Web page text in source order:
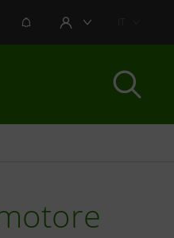
NOTIFICHEAREA UTENTE